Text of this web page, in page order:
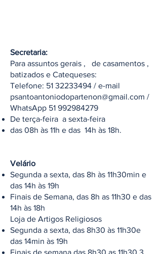
Secretaria:
Para assuntos gerais , de casamentos ,
batizados e Catequeses:
Telefone: 51 32233494 / e-mail
psantoantoniodopartenon@gmail.com /
WhatsApp 51 992984279
De terça-feira a sexta-feira
das 08h às 11h e das 14h às 18h.
Velário
Segunda a sexta, das 8h às 11h30min e
das 14h às 19h
Finais de Semana, das 8h as 11h30 e das
14h às 18h
Loja de Artigos Religiosos
Segunda a sexta, das 8h30 às 11h30e
das 14min às 19h
Finais de semana das 8h30 as 11h30 3